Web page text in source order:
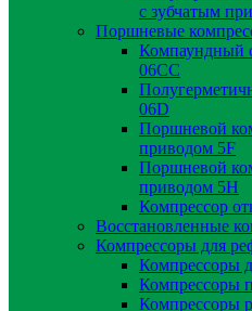
с зубчатым
Поршневые
Компаундный
06CC
06D
Поршневой
приводом 5F
Поршневой
приводом 5H
Компрессор
Восстановленные
Компрессоры для
Компрессоры
Компрессоры
Компрессоры